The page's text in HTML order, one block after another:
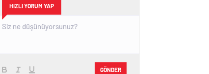
HIZLI YORUM YAP
GÖNDER